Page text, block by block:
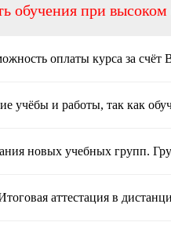
обучения при
оплаты курса за счёт
учёбы и работы, так как
новых учебных групп.
аттестация в